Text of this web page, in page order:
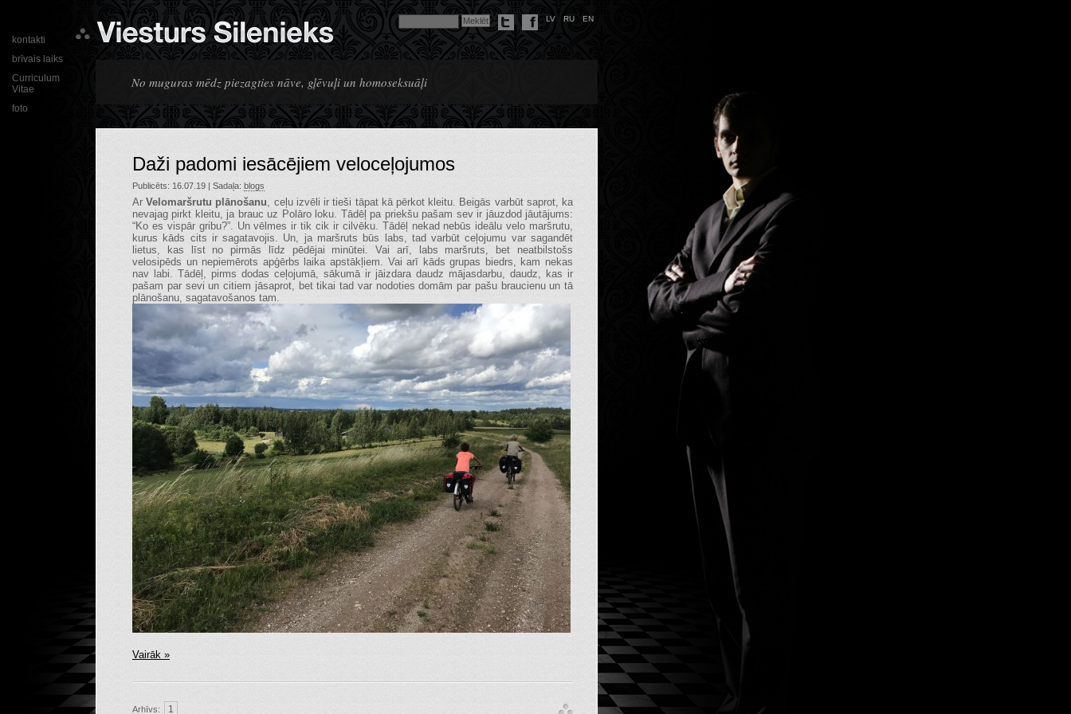
LV RU EN
No muguras mēdz piezagties nāve, gļēvuļi un homoseksuāļi
kontakti
brīvais laiks
Curriculum
Vitae
foto
Daži padomi iesācējiem veloceļojumos
Publicēts: 16.07.19 | Sadaļa: blogs
ArVelomaršrutu plānošanu, ceļu izvēli ir tieši tāpat kā pērkot kleitu. Beigās varbūt saprot, ka
nevajag pirkt kleitu, ja brauc uz Polāro loku. Tādēļ pa priekšu pašam sev ir jāuzdod jāutājums:
“Ko es vispār gribu?”. Un vēlmes ir tik cik ir cilvēku. Tādēļ nekad nebūs ideālu velo maršrutu,
kurus kāds cits ir sagatavojis. Un, ja maršruts būs labs, tad varbūt ceļojumu var sagandēt
lietus, kas līst no pirmās līdz pēdējai minūtei. Vai arī, labs maršruts, bet neatbilstošs
velosipēds un nepiemērots apģērbs laika apstākļiem. Vai arī kāds grupas biedrs, kam nekas
nav labi. Tādēļ, pirms dodas ceļojumā, sākumā ir jāizdara daudz mājasdarbu, daudz, kas ir
pašam par sevi un citiem jāsaprot, bet tikai tad var nodoties domām par pašu braucienu un tā
plānošanu, sagatavošanos tam.
Vairāk »
Arhīvs: 1